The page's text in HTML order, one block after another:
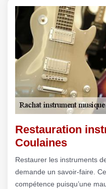
Restauration
Coulaines
Restaurer les instruments
demande un savoir-faire.
compétence puisqu’une